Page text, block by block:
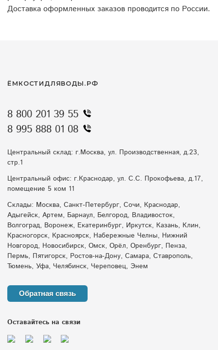
Доставка оформленных заказов проводится по России.
ЁМКОСТИДЛЯВОДЫ.РФ
8 800 201 39 55
8 995 888 01 08
Центральный склад: г.Москва, ул. Производственная, д.23,
стр.1
Центральный офис: г.Краснодар, ул. С.С. Прокофьева, д.17,
помещение 5 ком 11
Склады: Москва, Санкт-Петербург, Сочи, Краснодар,
Адыгейск, Артем, Барнаул, Белгород, Владивосток,
Волгоград, Воронеж, Екатеринбург, Иркутск, Казань, Клин,
Красногорск, Красноярск, Набережные Челны, Нижний
Новгород, Новосибирск, Омск, Орёл, Оренбург, Пенза,
Пермь, Пятигорск, Ростов-на-Дону, Самара, Ставрополь,
Тюмень, Уфа, Челябинск, Череповец, Энем
Обратная связь
Оставайтесь на связи